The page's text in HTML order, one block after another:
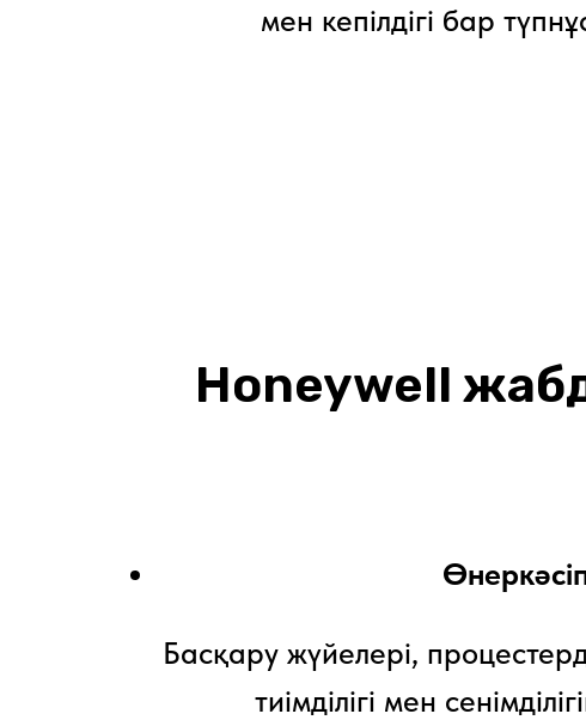
мен кепілдігі бар
Honeywell
Басқару жүйелері,
тиімділігі мен